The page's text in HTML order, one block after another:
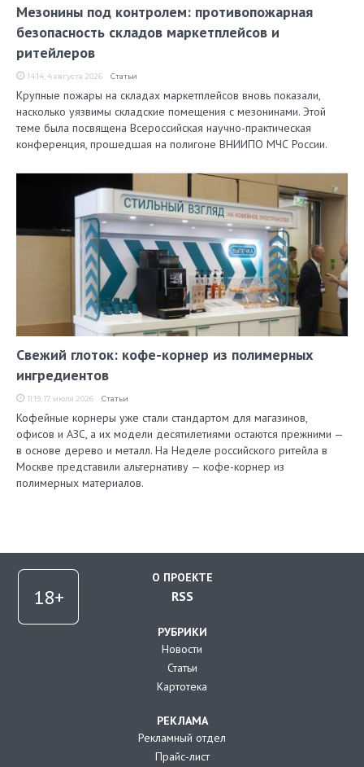
Мезонины под контролем: противопожарная
безопасность складов маркетплейсов и
ритейлеров
14:14, 4 августа 2026 Статьи
Крупные пожары на складах маркетплейсов вновь показали,
насколько уязвимы складские помещения с мезонинами. Этой
теме была посвящена Всероссийская научно-практическая
конференция, прошедшая на полигоне ВНИИПО МЧС России.
Свежий глоток: кофе-корнер из полимерных
ингредиентов
11:19, 17 июля 2026 Статьи
Кофейные корнеры уже стали стандартом для магазинов,
офисов и АЗС, а их модели десятилетиями остаются прежними —
в основе дерево и металл. На Неделе российского ритейла в
Москве представили альтернативу — кофе-корнер из
полимерных материалов.
О ПРОЕКТЕ
RSS
РУБРИКИ
Новости
Статьи
Картотека
РЕКЛАМА
Рекламный отдел
Прайс-лист